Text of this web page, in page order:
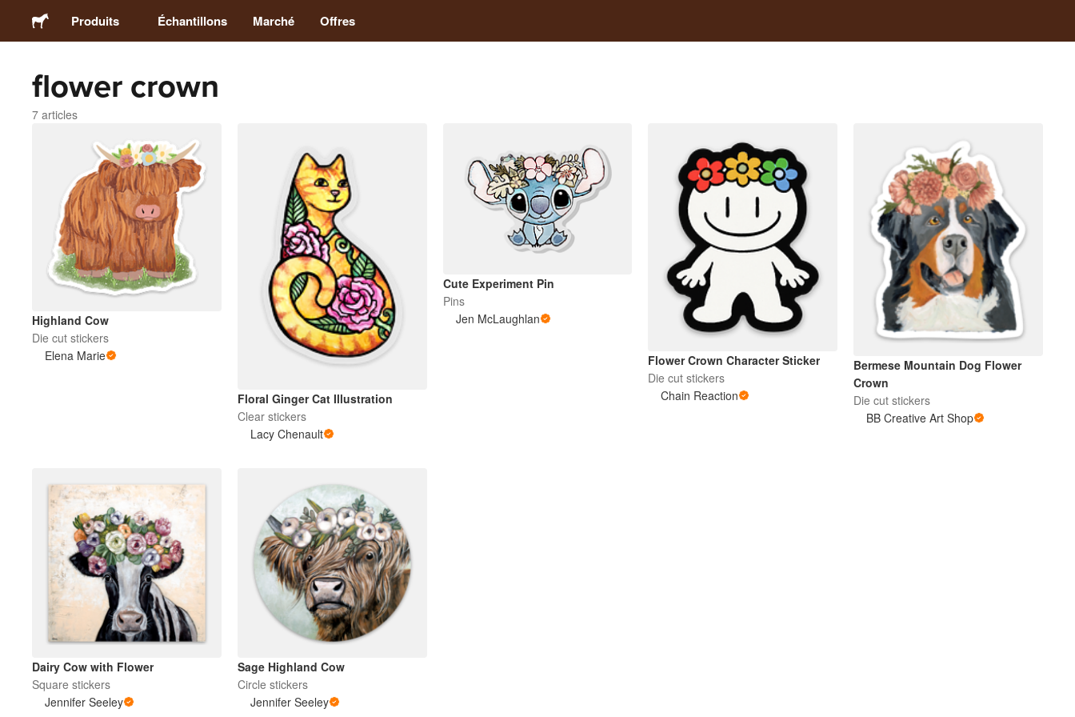
Produits
Stickers
Magnets
Badges
Emballage
Acryliques
Échantillons Marché Offres
flower crown
7 articles
Highland Cow
Die cut stickers
Elena Marie
Floral Ginger Cat Illustration
Clear stickers
Lacy Chenault
Cute Experiment Pin
Pins
Jen McLaughlan
Flower Crown Character Sticker
Die cut stickers
Chain Reaction
Bermese Mountain Dog Flower
Crown
Die cut stickers
BB Creative Art Shop
Dairy Cow with Flower
Square stickers
Jennifer Seeley
Sage Highland Cow
Circle stickers
Jennifer Seeley